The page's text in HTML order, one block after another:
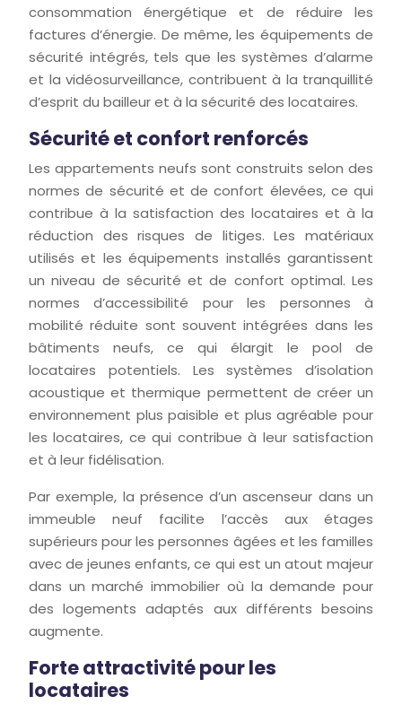
consommation énergétique et de réduire les
factures d’énergie. De même, les équipements de
sécurité intégrés, tels que les systèmes d’alarme
et la vidéosurveillance, contribuent à la tranquillité
d’esprit du bailleur et à la sécurité des locataires.
Sécurité et confort renforcés
Les appartements neufs sont construits selon des
normes de sécurité et de confort élevées, ce qui
contribue à la satisfaction des locataires et à la
réduction des risques de litiges. Les matériaux
utilisés et les équipements installés garantissent
un niveau de sécurité et de confort optimal. Les
normes d’accessibilité pour les personnes à
mobilité réduite sont souvent intégrées dans les
bâtiments neufs, ce qui élargit le pool de
locataires potentiels. Les systèmes d’isolation
acoustique et thermique permettent de créer un
environnement plus paisible et plus agréable pour
les locataires, ce qui contribue à leur satisfaction
et à leur fidélisation.
Par exemple, la présence d’un ascenseur dans un
immeuble neuf facilite l’accès aux étages
supérieurs pour les personnes âgées et les familles
avec de jeunes enfants, ce qui est un atout majeur
dans un marché immobilier où la demande pour
des logements adaptés aux différents besoins
augmente.
Forte attractivité pour les
locataires